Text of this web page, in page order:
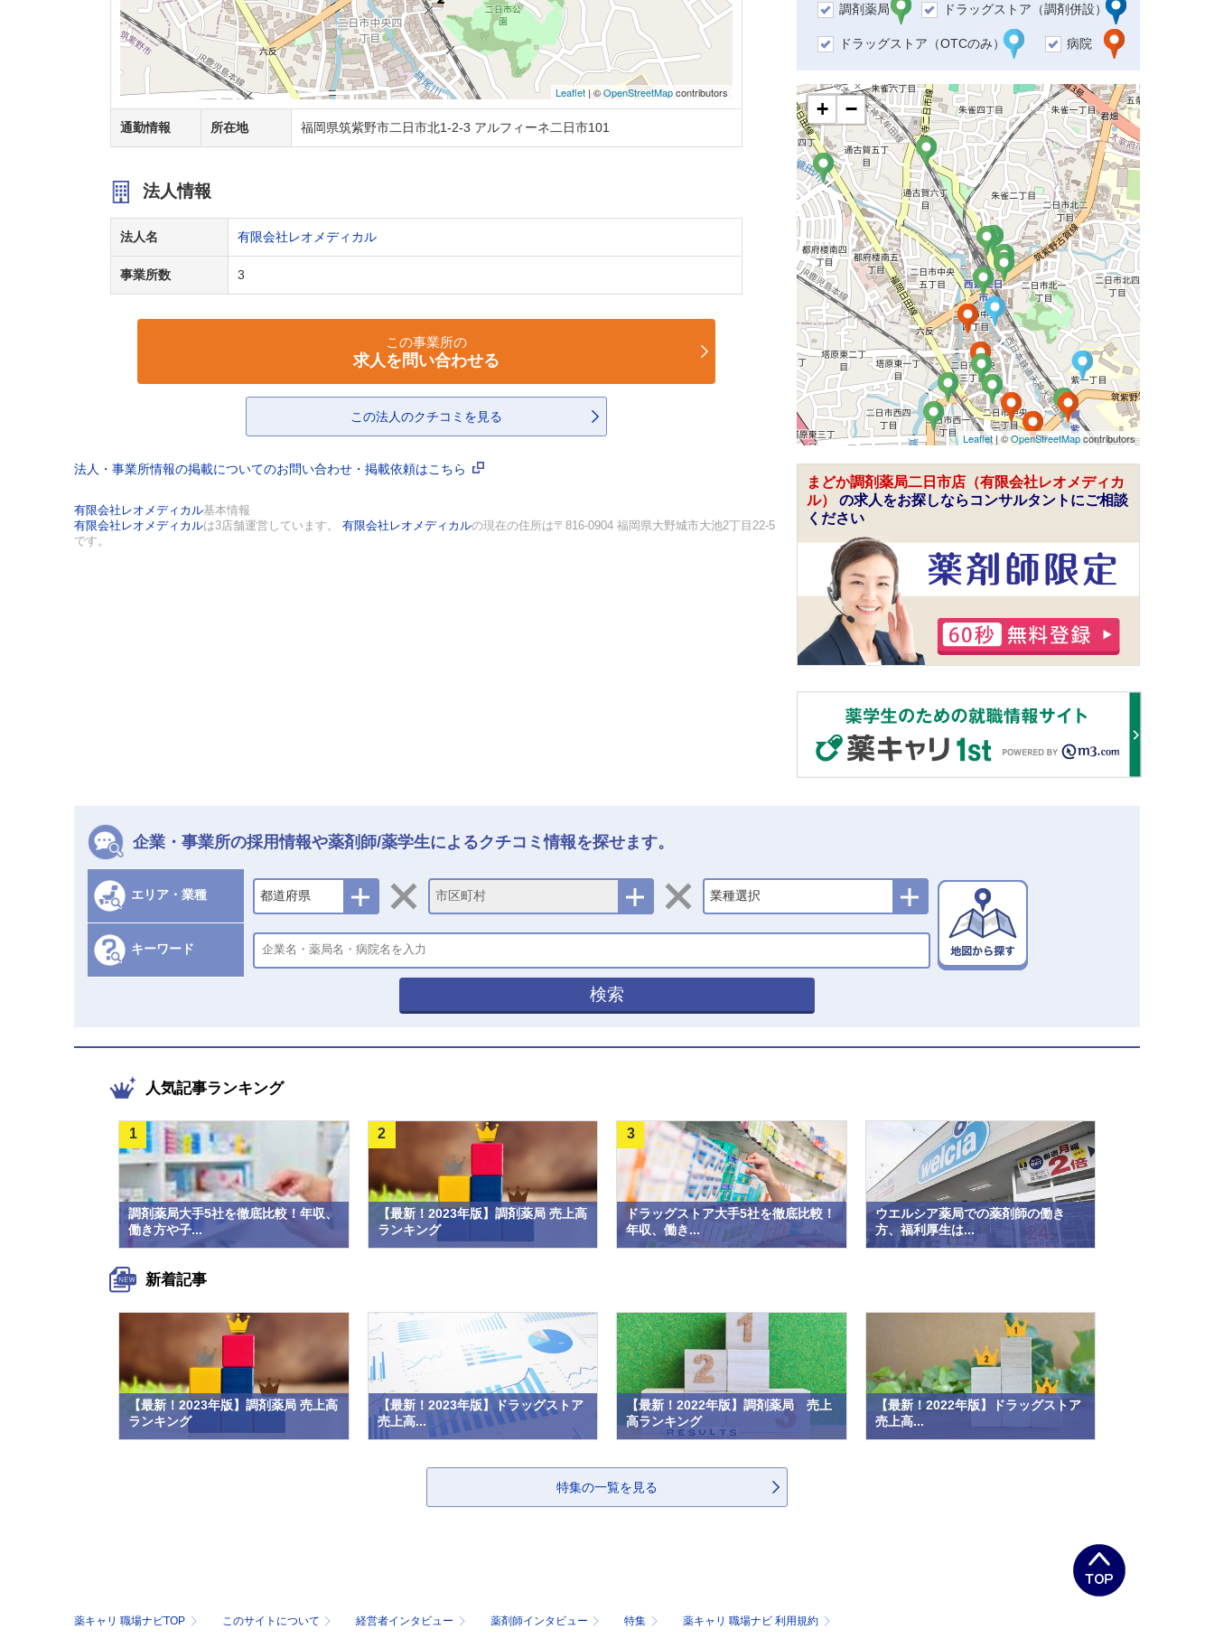
Leaflet | ©OpenStreetMapcontributors
通勤情報 所在地 福岡県筑紫野市二日市北1-2-3 アルフィーネ二日市101
法人情報
法人名 有限会社レオメディカル
事業所数 3
この事業所の
求人を問い合わせる
この法人のクチコミを見る
法人・事業所情報の掲載についてのお問い合わせ・掲載依頼はこちら
有限会社レオメディカル基本情報
有限会社レオメディカルは3店舗運営しています。 有限会社レオメディカルの現在の住所は〒816-0904 福岡県大野城市大池2丁目22-5
です。
調剤薬局 ドラッグストア（調剤併設）
ドラッグストア（OTCのみ） 病院
+ −
Leaflet| ©OpenStreetMapcontributors
まどか調剤薬局二日市店（有限会社レオメディカ
ル） の求人をお探しならコンサルタントにご相談
ください
企業・事業所の採用情報や薬剤師/薬学生によるクチコミ情報を探せます。
エリア・業種 都道府県 市区町村 業種選択
キーワード
検索
人気記事ランキング
調剤薬局大手5社を徹底比較！年収、
働き方や子...
1
【最新！2023年版】調剤薬局 売上高
ランキング
2
ドラッグストア大手5社を徹底比較！
年収、働き...
3
ウエルシア薬局での薬剤師の働き
方、福利厚生は...
新着記事
【最新！2023年版】調剤薬局 売上高
ランキング
【最新！2023年版】ドラッグストア
売上高...
【最新！2022年版】調剤薬局 売上
高ランキング
【最新！2022年版】ドラッグストア
売上高...
特集の一覧を見る
薬キャリ 職場ナビTOP このサイトについて 経営者インタビュー 薬剤師インタビュー 特集 薬キャリ 職場ナビ 利用規約